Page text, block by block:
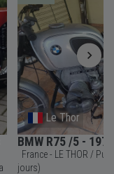
Le Thor
BMW R75 /5 - 1970
France - LE THOR / Publiée le 2026-08-06 (Il y a 2
jours)